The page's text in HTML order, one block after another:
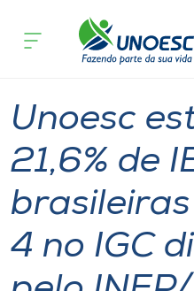
Cursos
Pesquisa
Atendimento ao
Portal de Ensino
acontece
Unoesc
21,6% de
4 no IGC